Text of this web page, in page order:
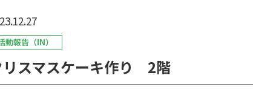
動報告（IN）
リスマスケーキ作り 2階